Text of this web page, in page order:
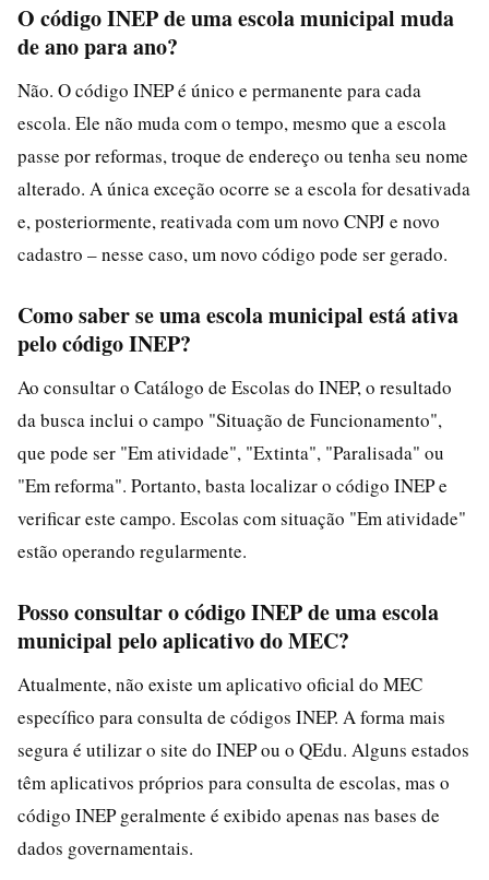
O código INEP de uma escola municipal muda
de ano para ano?
Não. O código INEP é único e permanente para cada
escola. Ele não muda com o tempo, mesmo que a escola
passe por reformas, troque de endereço ou tenha seu nome
alterado. A única exceção ocorre se a escola for desativada
e, posteriormente, reativada com um novo CNPJ e novo
cadastro – nesse caso, um novo código pode ser gerado.
Como saber se uma escola municipal está ativa
pelo código INEP?
Ao consultar o Catálogo de Escolas do INEP, o resultado
da busca inclui o campo "Situação de Funcionamento",
que pode ser "Em atividade", "Extinta", "Paralisada" ou
"Em reforma". Portanto, basta localizar o código INEP e
verificar este campo. Escolas com situação "Em atividade"
estão operando regularmente.
Posso consultar o código INEP de uma escola
municipal pelo aplicativo do MEC?
Atualmente, não existe um aplicativo oficial do MEC
específico para consulta de códigos INEP. A forma mais
segura é utilizar o site do INEP ou o QEdu. Alguns estados
têm aplicativos próprios para consulta de escolas, mas o
código INEP geralmente é exibido apenas nas bases de
dados governamentais.